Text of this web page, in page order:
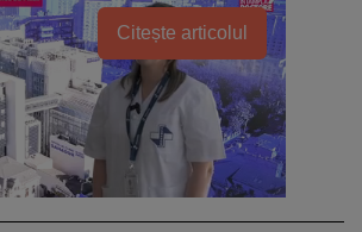
Citește articolul